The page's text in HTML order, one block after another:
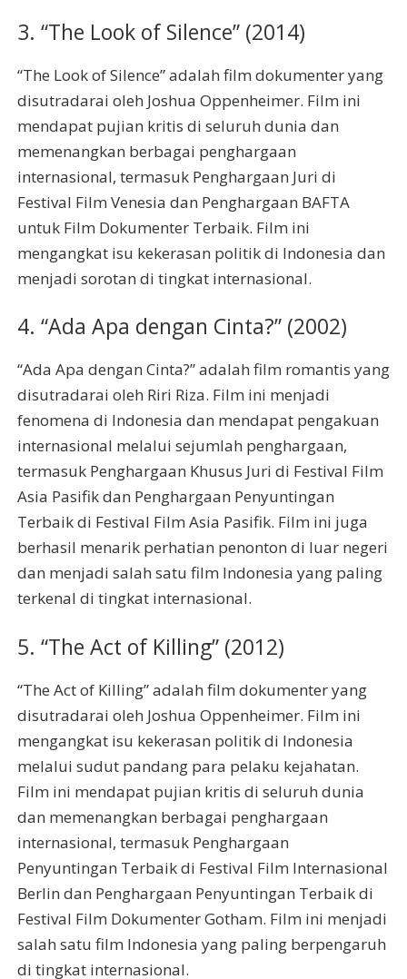
3. “The Look of Silence” (2014)
“The Look of Silence” adalah film dokumenter yang
disutradarai oleh Joshua Oppenheimer. Film ini
mendapat pujian kritis di seluruh dunia dan
memenangkan berbagai penghargaan
internasional, termasuk Penghargaan Juri di
Festival Film Venesia dan Penghargaan BAFTA
untuk Film Dokumenter Terbaik. Film ini
mengangkat isu kekerasan politik di Indonesia dan
menjadi sorotan di tingkat internasional.
4. “Ada Apa dengan Cinta?” (2002)
“Ada Apa dengan Cinta?” adalah film romantis yang
disutradarai oleh Riri Riza. Film ini menjadi
fenomena di Indonesia dan mendapat pengakuan
internasional melalui sejumlah penghargaan,
termasuk Penghargaan Khusus Juri di Festival Film
Asia Pasifik dan Penghargaan Penyuntingan
Terbaik di Festival Film Asia Pasifik. Film ini juga
berhasil menarik perhatian penonton di luar negeri
dan menjadi salah satu film Indonesia yang paling
terkenal di tingkat internasional.
5. “The Act of Killing” (2012)
“The Act of Killing” adalah film dokumenter yang
disutradarai oleh Joshua Oppenheimer. Film ini
mengangkat isu kekerasan politik di Indonesia
melalui sudut pandang para pelaku kejahatan.
Film ini mendapat pujian kritis di seluruh dunia
dan memenangkan berbagai penghargaan
internasional, termasuk Penghargaan
Penyuntingan Terbaik di Festival Film Internasional
Berlin dan Penghargaan Penyuntingan Terbaik di
Festival Film Dokumenter Gotham. Film ini menjadi
salah satu film Indonesia yang paling berpengaruh
di tingkat internasional.